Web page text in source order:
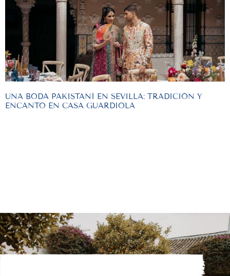
UNA BODA PAKISTANÍ EN SEVILLA: TRADICIÓN Y
ENCANTO EN CASA GUARDIOLA